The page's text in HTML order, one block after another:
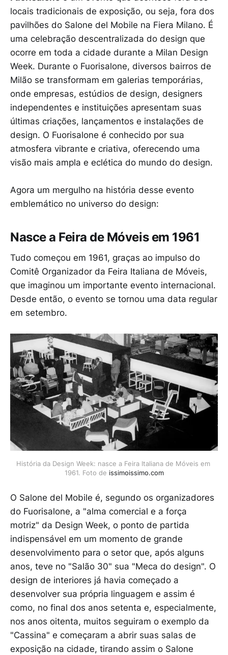
locais tradicionais de exposição, ou seja, fora dos
pavilhões do Salone del Mobile na Fiera Milano. É
uma celebração descentralizada do design que
ocorre em toda a cidade durante a Milan Design
Week. Durante o Fuorisalone, diversos bairros de
Milão se transformam em galerias temporárias,
onde empresas, estúdios de design, designers
independentes e instituições apresentam suas
últimas criações, lançamentos e instalações de
design. O Fuorisalone é conhecido por sua
atmosfera vibrante e criativa, oferecendo uma
visão mais ampla e eclética do mundo do design.
Agora um mergulho na história desse evento
emblemático no universo do design:
Nasce a Feira de Móveis em 1961
Tudo começou em 1961, graças ao impulso do
Comitê Organizador da Feira Italiana de Móveis,
que imaginou um importante evento internacional.
Desde então, o evento se tornou uma data regular
em setembro.
História da Design Week: nasce a Feira Italiana de Móveis em
1961. Foto de issimoissimo.com
O Salone del Mobile é, segundo os organizadores
do Fuorisalone, a "alma comercial e a força
motriz" da Design Week, o ponto de partida
indispensável em um momento de grande
desenvolvimento para o setor que, após alguns
anos, teve no "Salão 30" sua "Meca do design". O
design de interiores já havia começado a
desenvolver sua própria linguagem e assim é
como, no final dos anos setenta e, especialmente,
nos anos oitenta, muitos seguiram o exemplo da
"Cassina" e começaram a abrir suas salas de
exposição na cidade, tirando assim o Salone